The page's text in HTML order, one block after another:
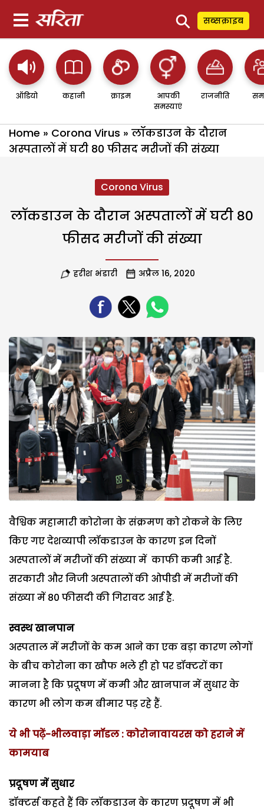
⚲ सब्सक्राइब
ऑडियो कहानी क्राइम
आपकी
समस्याएं
राजनीति
Home » Corona Virus » लॉकडाउन के दौरान
अस्पतालों में घटी 80 फीसद मरीजों की संख्या
Corona Virus
लॉकडाउन के दौरान अस्पतालों में घटी 80
फीसद मरीजों की संख्या
हरीश भंडारी अप्रैल 16, 2020
वैश्विक महामारी कोरोना के संक्रमण को रोकने के लिए
किए गए देशव्यापी लॉकडाउन के कारण इन दिनों
अस्पतालों में मरीजों की संख्या में काफी कमी आई है.
सरकारी और निजी अस्पतालों की ओपीडी में मरीजों की
संख्या में 80 फीसदी की गिरावट आई है.
स्वस्थ खानपान
अस्पताल में मरीजों के कम आने का एक बड़ा कारण लोगों
के बीच कोरोना का खौफ भले ही हो पर डॉक्टरों का
मानना है कि प्रदूषण में कमी और खानपान में सुधार के
कारण भी लोग कम बीमार पड़ रहे हैं.
ये भी पढ़ें-भीलवाड़ा मॉडल : कोरोनावायरस को हराने में
कामयाब
प्रदूषण में सुधार
डॉक्टर्स कहते हैं कि लॉकडाउन के कारण प्रदूषण में भी